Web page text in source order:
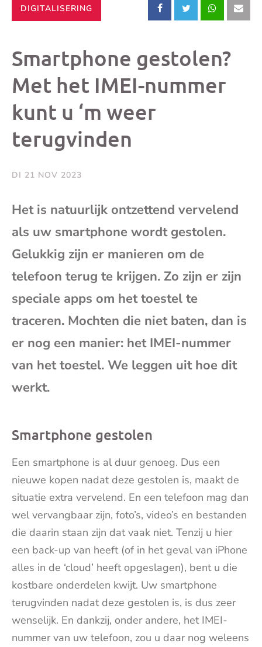
CATEGORIE:
DIGITALISERING Deel Deel Deel
Smartphone gestolen?
Met het IMEI-nummer
kunt u ‘m weer
terugvinden
DI 21 NOV 2023
Het is natuurlijk ontzettend vervelend
als uw smartphone wordt gestolen.
Gelukkig zijn er manieren om de
telefoon terug te krijgen. Zo zijn er zijn
speciale apps om het toestel te
traceren. Mochten die niet baten, dan is
er nog een manier: het IMEI-nummer
van het toestel. We leggen uit hoe dit
werkt.
Smartphone gestolen
Een smartphone is al duur genoeg. Dus een
nieuwe kopen nadat deze gestolen is, maakt de
situatie extra vervelend. En een telefoon mag dan
wel vervangbaar zijn, foto’s, video’s en bestanden
die daarin staan zijn dat vaak niet. Tenzij u hier
een back-up van heeft (of in het geval van iPhone
alles in de ‘cloud’ heeft opgeslagen), bent u die
kostbare onderdelen kwijt. Uw smartphone
terugvinden nadat deze gestolen is, is dus zeer
wenselijk. En dankzij, onder andere, het IMEI-
nummer van uw telefoon, zou u daar nog weleens